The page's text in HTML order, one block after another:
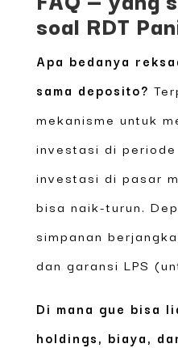
soal RDT
Apa bedanya
sama deposito?
mekanisme untuk
investasi di
investasi di pasar
bisa naik-turun.
simpanan
dan garansi LPS
Di mana gue bisa
holdings, biaya,